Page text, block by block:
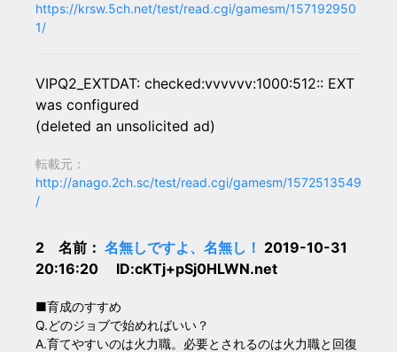
https://krsw.5ch.net/test/read.cgi/gamesm/157192950
1/
VIPQ2_EXTDAT: checked:vvvvvv:1000:512:: EXT
was configured
(deleted an unsolicited ad)
転載元：
http://anago.2ch.sc/test/read.cgi/gamesm/1572513549
/
2 名前： 名無しですよ、名無し！ 2019-10-31
20:16:20 ID:cKTj+pSj0HLWN.net
■育成のすすめ
Q.どのジョブで始めればいい？
A.育てやすいのは火力職。必要とされるのは火力職と回復